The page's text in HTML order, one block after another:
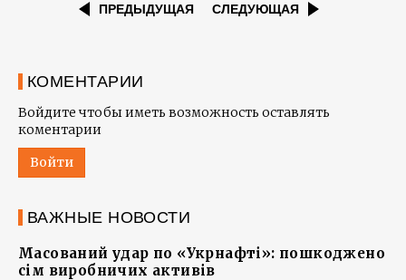
ПРЕДЫДУЩАЯ СЛЕДУЮЩАЯ
КОМЕНТАРИИ
Войдите чтобы иметь возможность оставлять
коментарии
Войти
ВАЖНЫЕ НОВОСТИ
Масований удар по «Укрнафті»: пошкоджено
сім виробничих активів